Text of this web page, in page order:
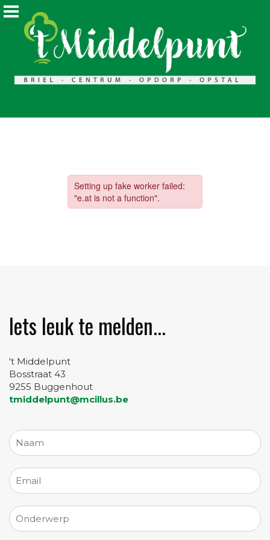
Iets leuk te melden...
't Middelpunt
Bosstraat 43
9255 Buggenhout
tmiddelpunt@mcillus.be